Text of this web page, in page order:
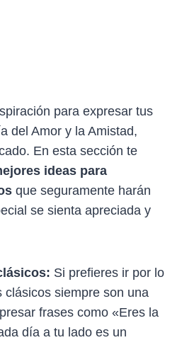
para expresar tus
del Amor y la Amistad,
En esta sección te
ideas para
que seguramente harán
se sienta apreciada y
Si prefieres ir por lo
clásicos siempre son una
frases como «Eres la
día a tu lado es un